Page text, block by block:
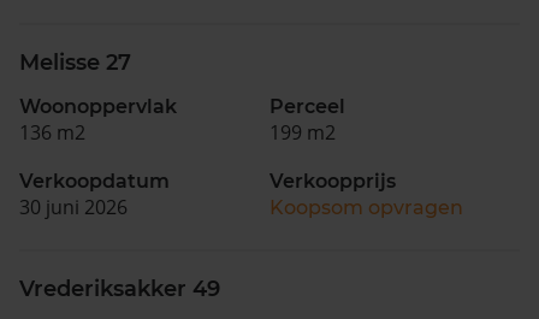
Melisse 27
Woonoppervlak
136 m2
Perceel
199 m2
Verkoopdatum
30 juni 2026
Verkoopprijs
Koopsom opvragen
Vrederiksakker 49